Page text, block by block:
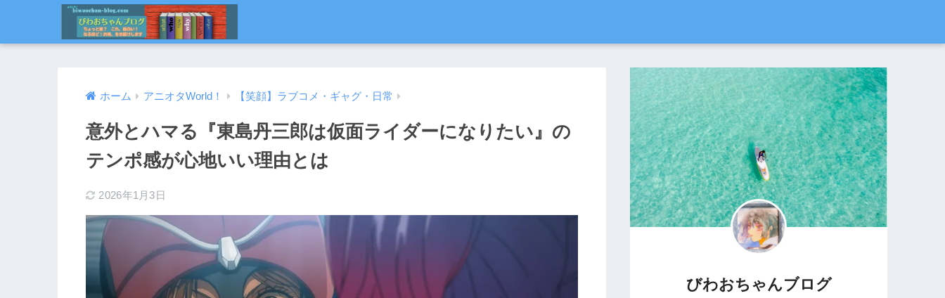
ホーム アニオタWorld！ 【笑顔】ラブコメ・ギャグ・日常
意外とハマる『東島丹三郎は仮面ライダーになりたい』の
テンポ感が心地いい理由とは
2026年1月3日
びわおちゃんブログ